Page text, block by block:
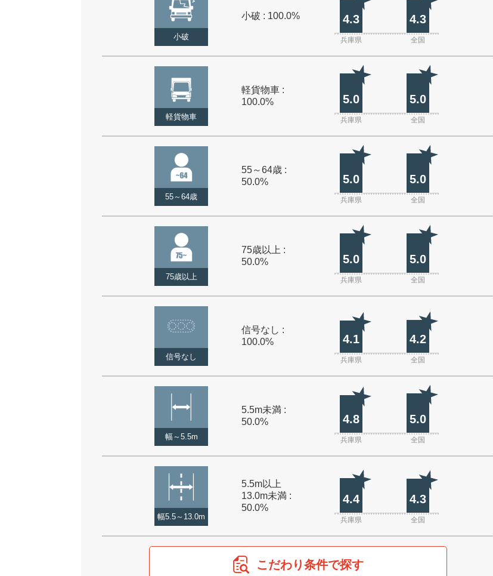
小破
小破 : 100.0% 4.3 4.3
兵庫県 全国
軽貨物車
軽貨物車 :
100.0%
5.0 5.0
兵庫県 全国
55～64歳
55～64歳 :
50.0%
5.0 5.0
兵庫県 全国
75歳以上
75歳以上 :
50.0%
5.0 5.0
兵庫県 全国
信号なし
信号なし :
100.0%
4.1 4.2
兵庫県 全国
幅～5.5m
5.5m未満 :
50.0%
4.8 5.0
兵庫県 全国
幅5.5～13.0m
5.5m以上
13.0m未満 :
50.0%
4.4 4.3
兵庫県 全国
こだわり条件で探す